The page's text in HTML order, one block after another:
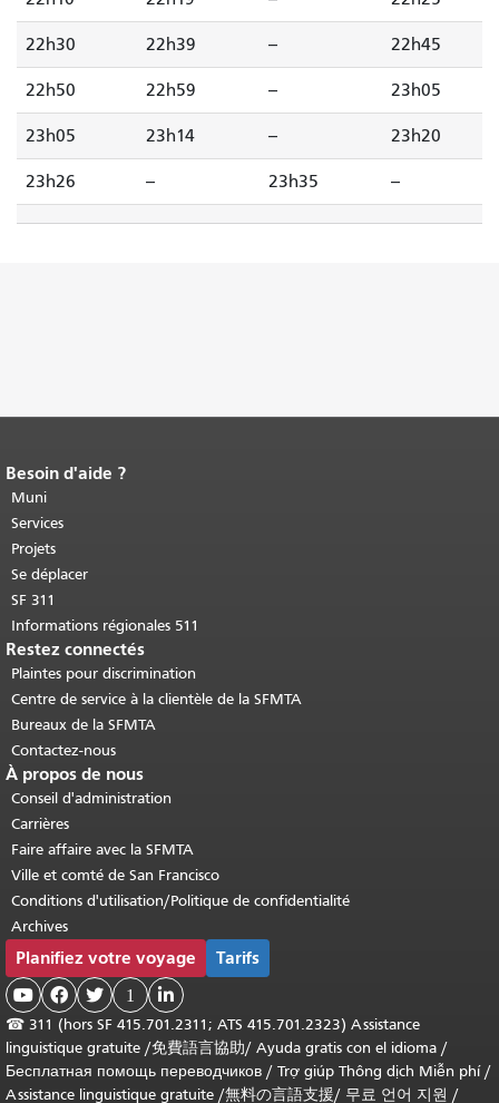
22h30 22h39 -- 22h45
22h50 22h59 -- 23h05
23h05 23h14 -- 23h20
23h26 -- 23h35 --
Fin du contenu de la page.
cette page se répète sur chaque page.
Retour au haut du contenu principal
Besoin d'aide ?
Muni
Services
Projets
Se déplacer
SF 311
Informations régionales 511
Restez connectés
Plaintes pour discrimination
Centre de service à la clientèle de la SFMTA
Bureaux de la SFMTA
Contactez-nous
À propos de nous
Conseil d'administration
Carrières
Faire affaire avec la SFMTA
Ville et comté de San Francisco
Conditions d'utilisation/Politique de confidentialité
Archives
Planifiez votre voyage Tarifs
   1 
☎ 311 (hors SF 415.701.2311; ATS 415.701.2323) Assistance
linguistique gratuite /免費語言協助/ Ayuda gratis con el idioma /
Бесплатная помощь переводчиков / Trợ giúp Thông dịch Miễn phí/
Assistance linguistique gratuite /無料の言語支援/ 무료 언어 지원 /